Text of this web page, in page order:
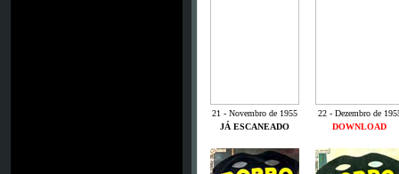
21 - Novembro de 1955
22 - Dezembro de
JÁ ESCANEADO
DOWNLOAD